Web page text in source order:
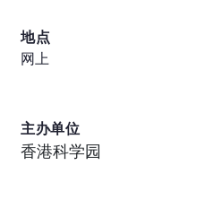
地点
网上
主办单位
香港科学园